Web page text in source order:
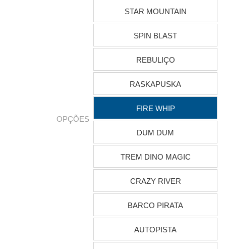
OPÇÕES
STAR MOUNTAIN
SPIN BLAST
REBULIÇO
RASKAPUSKA
FIRE WHIP
DUM DUM
TREM DINO MAGIC
CRAZY RIVER
BARCO PIRATA
AUTOPISTA